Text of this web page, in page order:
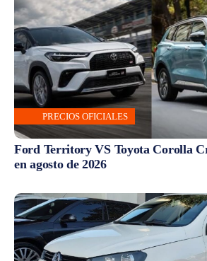
PRECIOS OFICIALES
Ford Territory VS Toyota Corolla
en agosto de 2026